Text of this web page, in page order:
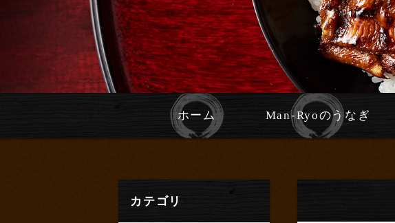
ホーム Man-Ryoのうなぎ
カテゴリ